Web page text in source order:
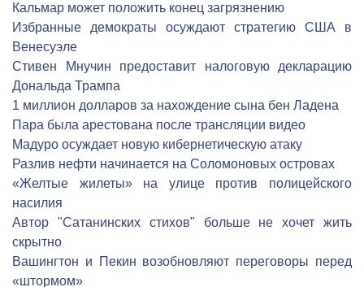
Кальмар может положить конец загрязнению
Избранные демократы осуждают стратегию США в
Венесуэле
Стивен Мнучин предоставит налоговую декларацию
Дональда Трампа
1 миллион долларов за нахождение сына бен Ладена
Пара была арестована после трансляции видео
Мадуро осуждает новую кибернетическую атаку
Разлив нефти начинается на Соломоновых островах
«Желтые жилеты» на улице против полицейского
насилия
Автор "Сатанинских стихов" больше не хочет жить
скрытно
Вашингтон и Пекин возобновляют переговоры перед
«штормом»